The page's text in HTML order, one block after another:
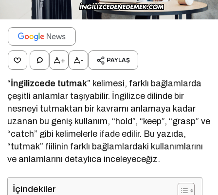
+ - PAYLAŞ
“İngilizcede tutmak” kelimesi, farklı bağlamlarda
çeşitli anlamlar taşıyabilir. İngilizce dilinde bir
nesneyi tutmaktan bir kavramı anlamaya kadar
uzanan bu geniş kullanım, “hold”, “keep”, “grasp” ve
“catch” gibi kelimelerle ifade edilir. Bu yazıda,
“tutmak” fiilinin farklı bağlamlardaki kullanımlarını
ve anlamlarını detaylıca inceleyeceğiz.
İçindekiler